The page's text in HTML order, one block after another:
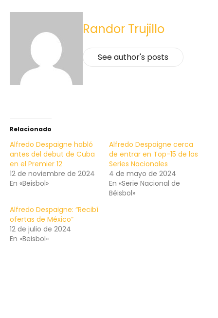
Randor Trujillo
See author's posts
Relacionado
Alfredo Despaigne habló
antes del debut de Cuba
en el Premier 12
12 de noviembre de 2024
En «Beisbol»
Alfredo Despaigne cerca
de entrar en Top-15 de las
Series Nacionales
4 de mayo de 2024
En «Serie Nacional de
Béisbol»
Alfredo Despaigne: “Recibí
ofertas de México”
12 de julio de 2024
En «Beisbol»